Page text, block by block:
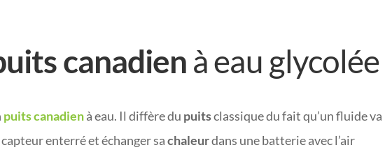
canadien à eau glycolée
puits canadienà eau. Il diffère du puitsclassique du fait qu’un fluide va
enterré et échanger sachaleurdans une batterie avec l’air